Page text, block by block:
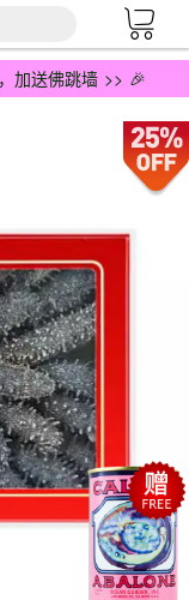
加送佛跳墙 >> 🎉